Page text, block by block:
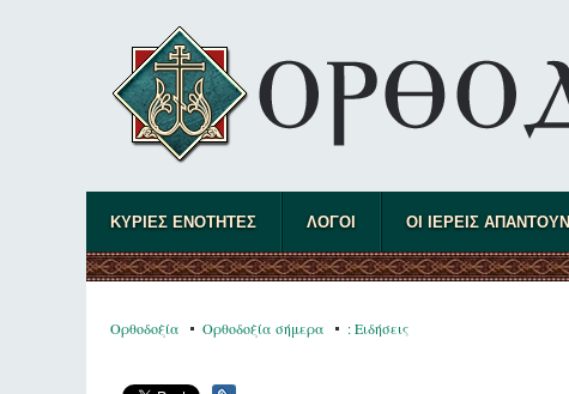
ΚΥΡΙΕΣ ΕΝΟΤΗΤΕΣ ΛΟΓΟΙ ΟΙ ΙΕΡΕΙΣ ΑΠΑΝΤΟΥΝ
Ορθοδοξία Ορθοδοξία σήμερα : Ειδήσεις